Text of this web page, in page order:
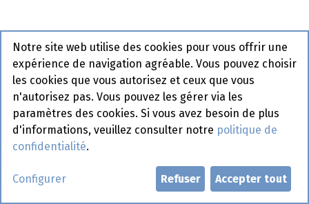
3987 Panini 27cm Blanc La
Lorraine 50 x 125 gr
Actif
Demander un compte
Notre site web utilise des cookies pour vous offrir une
expérience de navigation agréable. Vous pouvez choisir
les cookies que vous autorisez et ceux que vous
n'autorisez pas. Vous pouvez les gérer via les
paramètres des cookies. Si vous avez besoin de plus
d'informations, veuillez consulter notre politique de
confidentialité.
Configurer Refuser Accepter tout